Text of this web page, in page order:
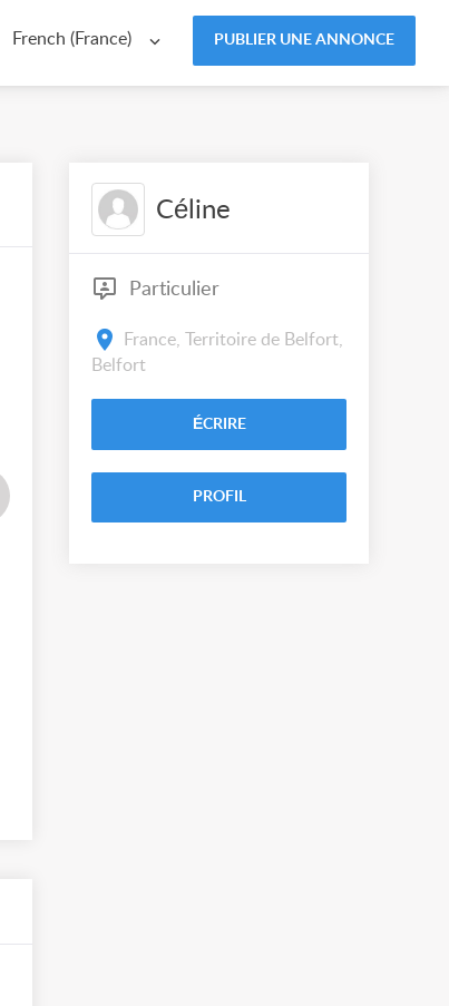
French (France) PUBLIER UNE ANNONCE
Céline
Particulier
France, Territoire de Belfort,
Belfort
ÉCRIRE
PROFIL